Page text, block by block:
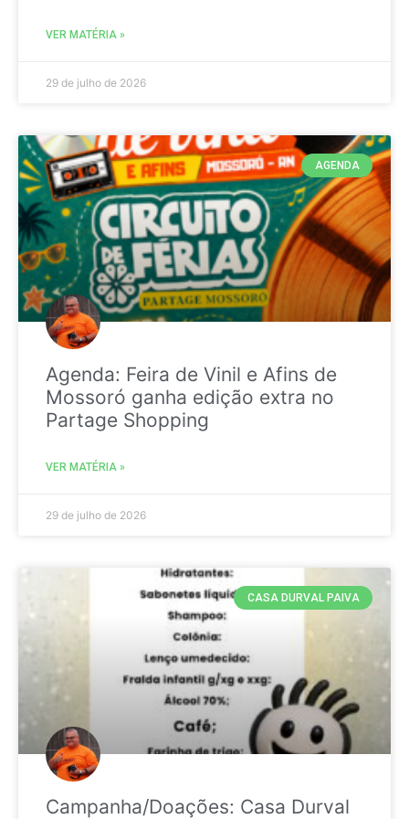
VER MATÉRIA »
29 de julho de 2026
AGENDA
Agenda: Feira de Vinil e Afins de
Mossoró ganha edição extra no
Partage Shopping
VER MATÉRIA »
29 de julho de 2026
CASA DURVAL PAIVA
Campanha/Doações: Casa Durval